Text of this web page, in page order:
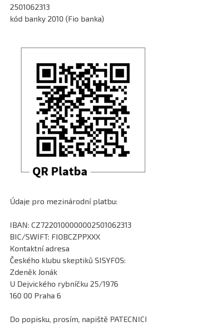
2501062313
kód banky 2010 (Fio banka)
Údaje pro mezinárodní platbu:
IBAN: CZ7220100000002501062313
BIC/SWIFT: FIOBCZPPXXX
Kontaktní adresa
Českého klubu skeptiků SISYFOS:
Zdeněk Jonák
U Dejvického rybníčku 25/1976
160 00 Praha 6
Do popisku, prosím, napiště PATECNICI